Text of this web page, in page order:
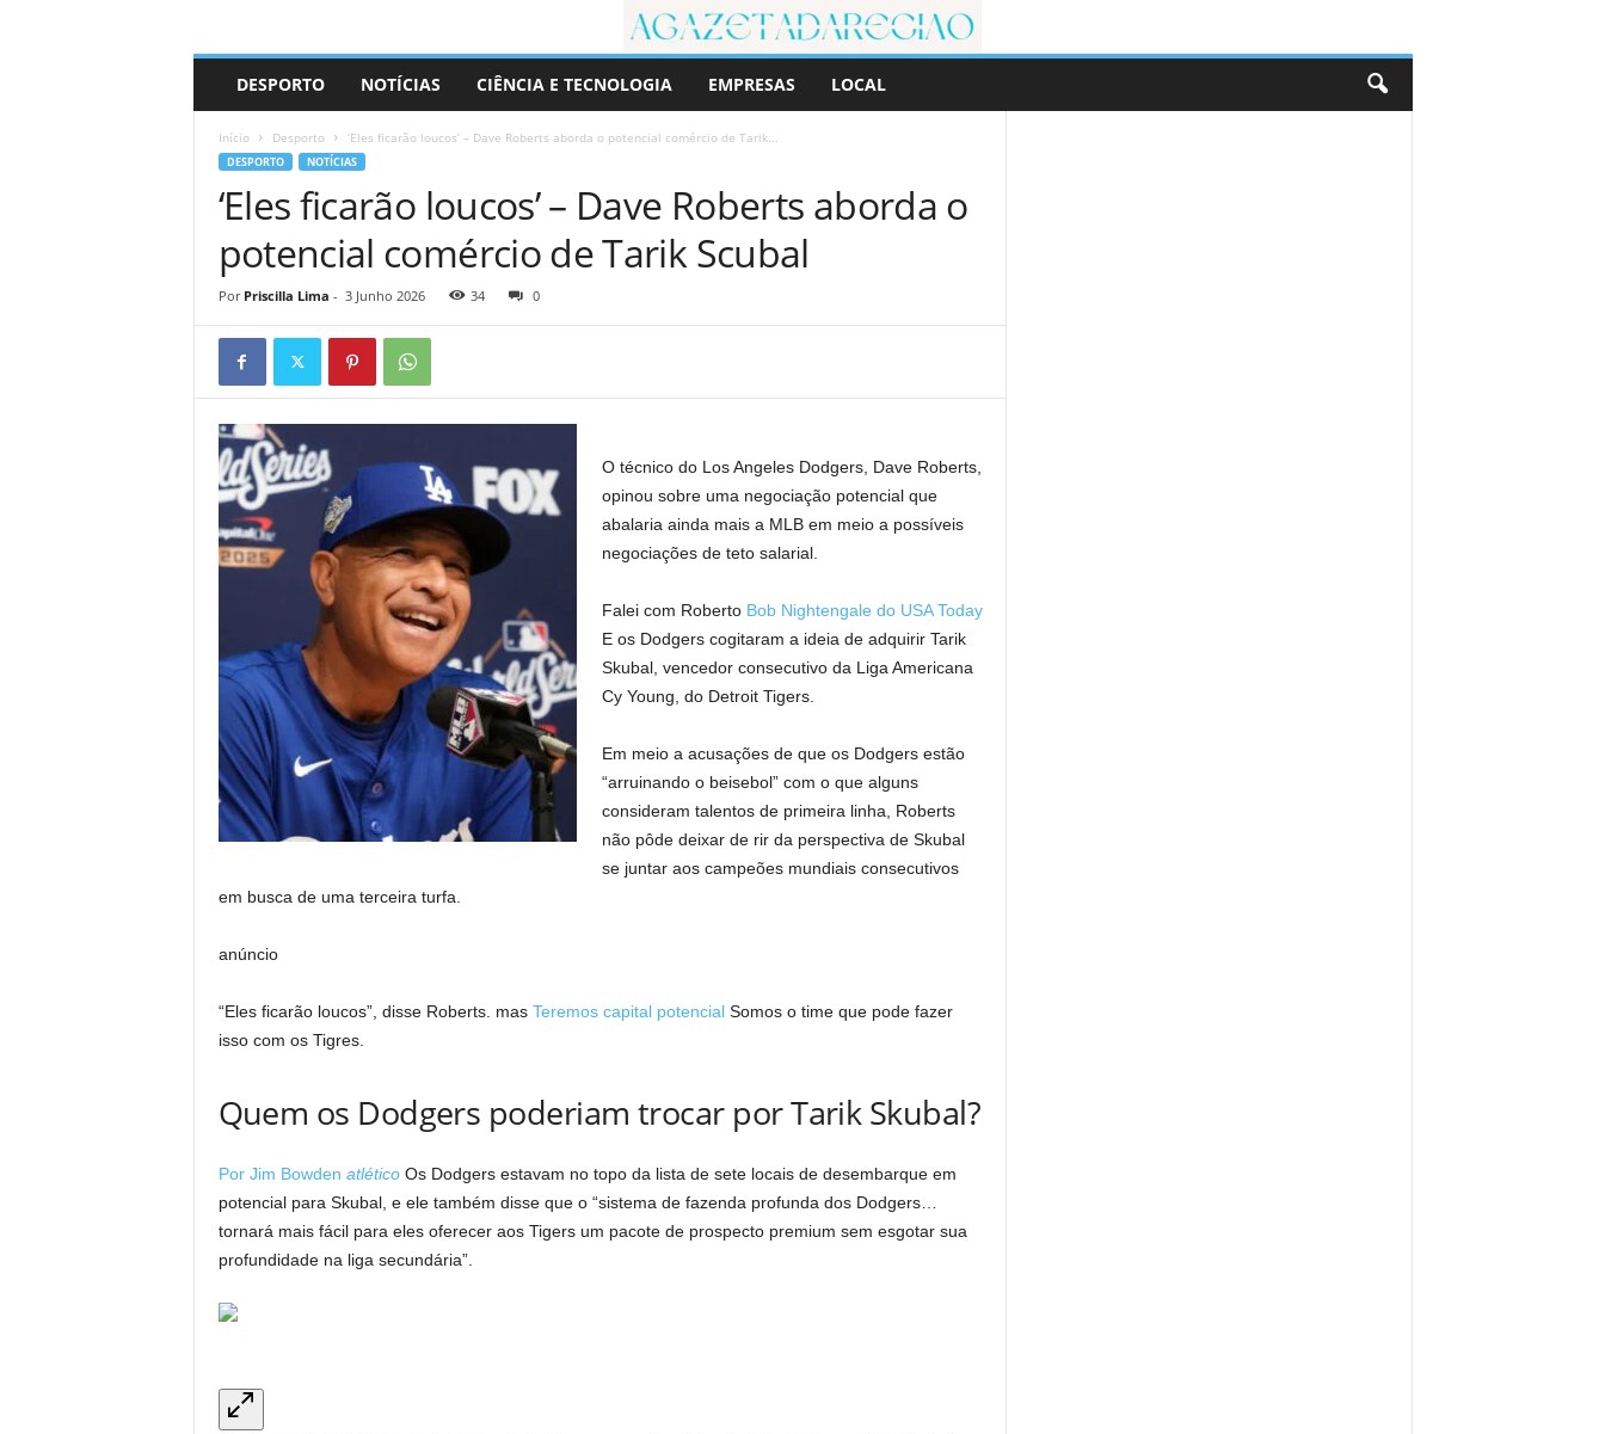
r
DESPORTO NOTÍCIAS CIÊNCIA E TECNOLOGIA EMPRESAS LOCAL
Início Desporto ‘Eles ficarão loucos’ – Dave Roberts aborda o potencial comércio de Tarik...
DESPORTO NOTÍCIAS
‘Eles ficarão loucos’ – Dave Roberts aborda o
potencial comércio de Tarik Scubal
Por Priscilla Lima - 3 Junho 2026 34 0
O técnico do Los Angeles Dodgers, Dave Roberts,
opinou sobre uma negociação potencial que
abalaria ainda mais a MLB em meio a possíveis
negociações de teto salarial.
Falei com Roberto Bob Nightengale do USA Today
E os Dodgers cogitaram a ideia de adquirir Tarik
Skubal, vencedor consecutivo da Liga Americana
Cy Young, do Detroit Tigers.
Em meio a acusações de que os Dodgers estão
“arruinando o beisebol” com o que alguns
consideram talentos de primeira linha, Roberts
não pôde deixar de rir da perspectiva de Skubal
se juntar aos campeões mundiais consecutivos
em busca de uma terceira turfa.
anúncio
“Eles ficarão loucos”, disse Roberts. mas Teremos capital potencialSomos o time que pode fazer
isso com os Tigres.
Quem os Dodgers poderiam trocar por Tarik Skubal?
Por Jim Bowden atléticoOs Dodgers estavam no topo da lista de sete locais de desembarque em
potencial para Skubal, e ele também disse que o “sistema de fazenda profunda dos Dodgers…
tornará mais fácil para eles oferecer aos Tigers um pacote de prospecto premium sem esgotar sua
profundidade na liga secundária”.